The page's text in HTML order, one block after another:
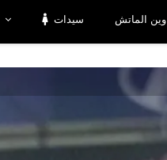
سيدات وين الماتش